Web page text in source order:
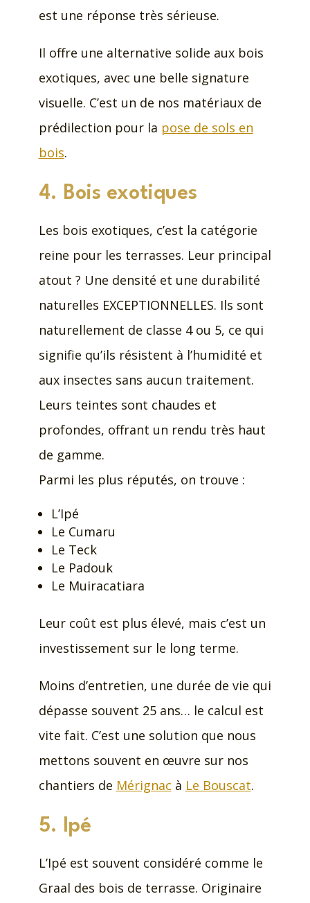
est une réponse très sérieuse.
Il offre une alternative solide aux bois
exotiques, avec une belle signature
visuelle. C’est un de nos matériaux de
prédilection pour la pose de sols en
bois.
4. Bois exotiques
Les bois exotiques, c’est la catégorie
reine pour les terrasses. Leur principal
atout ? Une densité et une durabilité
naturelles EXCEPTIONNELLES. Ils sont
naturellement de classe 4 ou 5, ce qui
signifie qu’ils résistent à l’humidité et
aux insectes sans aucun traitement.
Leurs teintes sont chaudes et
profondes, offrant un rendu très haut
de gamme.
Parmi les plus réputés, on trouve :
L’Ipé
Le Cumaru
Le Teck
Le Padouk
Le Muiracatiara
Leur coût est plus élevé, mais c’est un
investissement sur le long terme.
Moins d’entretien, une durée de vie qui
dépasse souvent 25 ans… le calcul est
vite fait. C’est une solution que nous
mettons souvent en œuvre sur nos
chantiers de Mérignac à Le Bouscat.
5. Ipé
L’Ipé est souvent considéré comme le
Graal des bois de terrasse. Originaire